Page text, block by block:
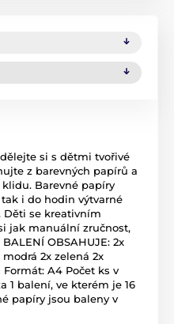
si s dětmi tvořivé
z barevných papírů a
Barevné papíry
i do hodin výtvarné
Děti se kreativním
jak manuální zručnost,
OBSAHUJE: 2x
2x zelená 2x
Formát: A4 Počet ks v
1 balení, ve kterém je 16
papíry jsou baleny v